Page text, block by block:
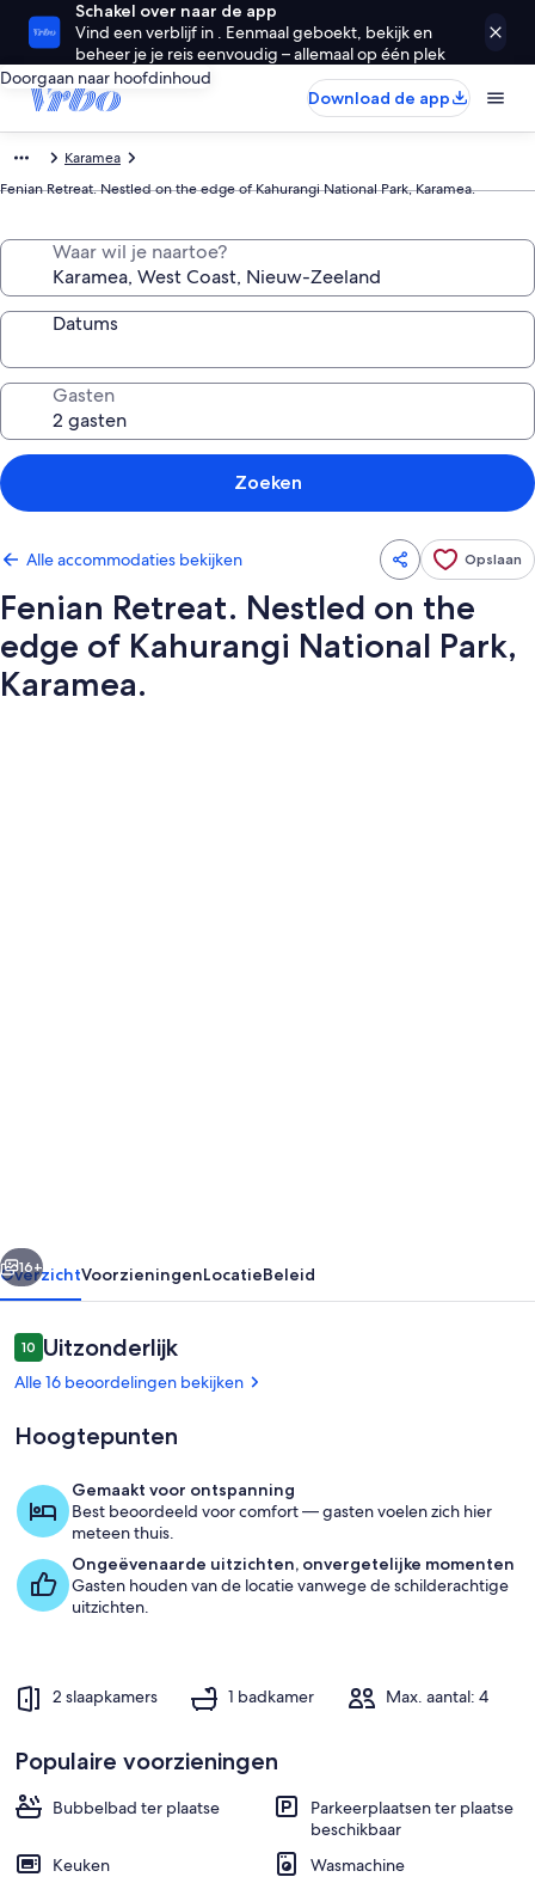
Schakel over naar de app
Vind een verblijf in . Eenmaal geboekt, bekijk en
beheer je je reis eenvoudig – allemaal op één plek
Doorgaan naar hoofdinhoud
Download de app
Karamea
Fenian Retreat. Nestled on the edge of Kahurangi National Park, Karamea.
Waar wil je naartoe?
Datums
Gasten
Zoeken
Alle accommodaties bekijken Opslaan
Fenian Retreat. Nestled on the
edge of Kahurangi National Park,
Karamea.
of
Kahurangi
National
Park,
Volgende
16+
OverzichtVoorzieningenLocatieBeleid
Beoordelingen
1010 op 10 –
Uitzonderlijk
Alle 16 beoordelingen bekijken
Hoogtepunten
Gemaakt voor ontspanning
Best beoordeeld voor comfort — gasten voelen zich hier
meteen thuis.
Ongeëvenaarde uitzichten, onvergetelijke momenten
Gasten houden van de locatie vanwege de schilderachtige
uitzichten.
2 slaapkamers 1 badkamer Max. aantal: 4
Populaire voorzieningen
Bubbelbad ter plaatse
Parkeerplaatsen ter plaatse
beschikbaar
Keuken
Wasmachine